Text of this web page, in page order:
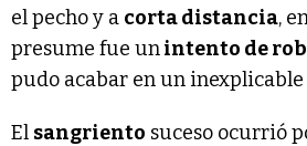
el pecho y a corta distancia,
presume fue unintento de
pudo acabar en un inexplicable
El sangriento suceso ocurrió